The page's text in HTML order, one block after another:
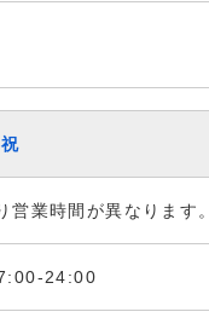
業時間が異なります。
24:00